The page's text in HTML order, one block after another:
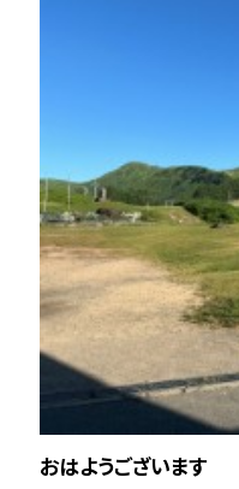
おはようございます